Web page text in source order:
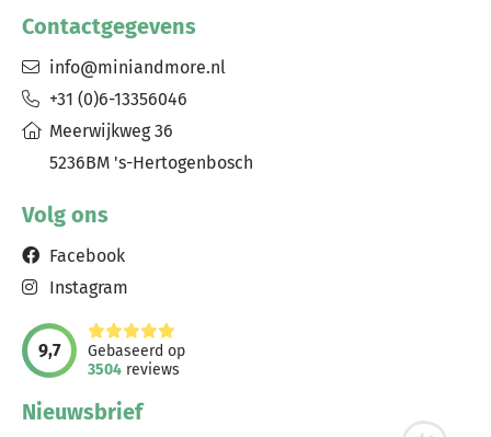
Contactgegevens
info@miniandmore.nl
+31 (0)6-13356046
Meerwijkweg 36
5236BM 's-Hertogenbosch
Volg ons
Facebook
Instagram
9,7
Gebaseerd op
3504 reviews
Nieuwsbrief